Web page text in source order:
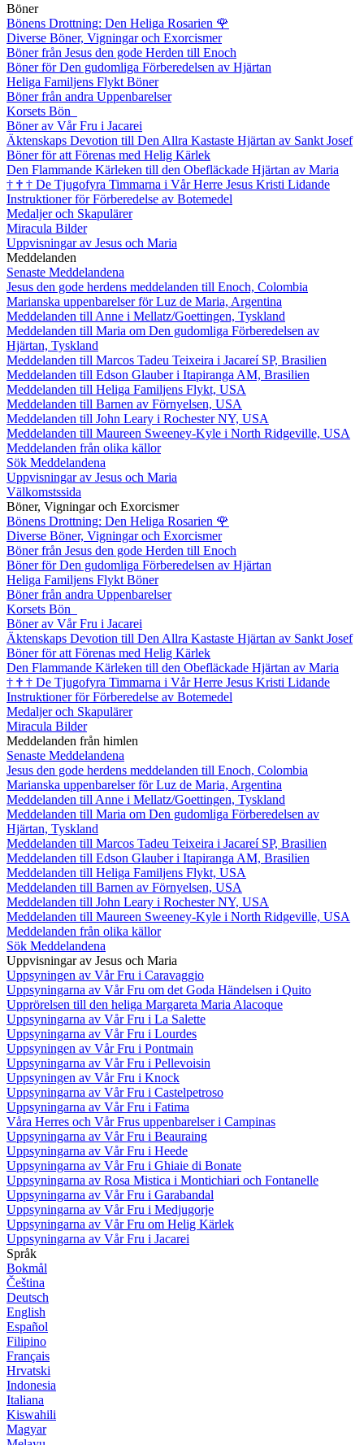
Böner
Bönens Drottning: Den Heliga Rosarien 🌹
Diverse Böner, Vigningar och Exorcismer
Böner från Jesus den gode Herden till Enoch
Böner för Den gudomliga Förberedelsen av Hjärtan
Heliga Familjens Flykt Böner
Böner från andra Uppenbarelser
Korsets Bön
Böner av Vår Fru i Jacarei
Äktenskaps Devotion till Den Allra Kastaste Hjärtan av Sankt Josef
Böner för att Förenas med Helig Kärlek
Den Flammande Kärleken till den Obefläckade Hjärtan av Maria
† † † De Tjugofyra Timmarna i Vår Herre Jesus Kristi Lidande
Instruktioner för Förberedelse av Botemedel
Medaljer och Skapulärer
Miracula Bilder
Uppvisningar av Jesus och Maria
Meddelanden
Senaste Meddelandena
Jesus den gode herdens meddelanden till Enoch, Colombia
Marianska uppenbarelser för Luz de Maria, Argentina
Meddelanden till Anne i Mellatz/Goettingen, Tyskland
Meddelanden till Maria om Den gudomliga Förberedelsen av
Hjärtan, Tyskland
Meddelanden till Marcos Tadeu Teixeira i Jacareí SP, Brasilien
Meddelanden till Edson Glauber i Itapiranga AM, Brasilien
Meddelanden till Heliga Familjens Flykt, USA
Meddelanden till Barnen av Förnyelsen, USA
Meddelanden till John Leary i Rochester NY, USA
Meddelanden till Maureen Sweeney-Kyle i North Ridgeville, USA
Meddelanden från olika källor
Sök Meddelandena
Uppvisningar av Jesus och Maria
Välkomstssida
Böner, Vigningar och Exorcismer
Bönens Drottning: Den Heliga Rosarien 🌹
Diverse Böner, Vigningar och Exorcismer
Böner från Jesus den gode Herden till Enoch
Böner för Den gudomliga Förberedelsen av Hjärtan
Heliga Familjens Flykt Böner
Böner från andra Uppenbarelser
Korsets Bön
Böner av Vår Fru i Jacarei
Äktenskaps Devotion till Den Allra Kastaste Hjärtan av Sankt Josef
Böner för att Förenas med Helig Kärlek
Den Flammande Kärleken till den Obefläckade Hjärtan av Maria
† † † De Tjugofyra Timmarna i Vår Herre Jesus Kristi Lidande
Instruktioner för Förberedelse av Botemedel
Medaljer och Skapulärer
Miracula Bilder
Meddelanden från himlen
Senaste Meddelandena
Jesus den gode herdens meddelanden till Enoch, Colombia
Marianska uppenbarelser för Luz de Maria, Argentina
Meddelanden till Anne i Mellatz/Goettingen, Tyskland
Meddelanden till Maria om Den gudomliga Förberedelsen av
Hjärtan, Tyskland
Meddelanden till Marcos Tadeu Teixeira i Jacareí SP, Brasilien
Meddelanden till Edson Glauber i Itapiranga AM, Brasilien
Meddelanden till Heliga Familjens Flykt, USA
Meddelanden till Barnen av Förnyelsen, USA
Meddelanden till John Leary i Rochester NY, USA
Meddelanden till Maureen Sweeney-Kyle i North Ridgeville, USA
Meddelanden från olika källor
Sök Meddelandena
Uppvisningar av Jesus och Maria
Uppsyningen av Vår Fru i Caravaggio
Uppsyningarna av Vår Fru om det Goda Händelsen i Quito
Upprörelsen till den heliga Margareta Maria Alacoque
Uppsyningarna av Vår Fru i La Salette
Uppsyningarna av Vår Fru i Lourdes
Uppsyningen av Vår Fru i Pontmain
Uppsyningarna av Vår Fru i Pellevoisin
Uppsyningen av Vår Fru i Knock
Uppsyningarna av Vår Fru i Castelpetroso
Uppsyningarna av Vår Fru i Fatima
Våra Herres och Vår Frus uppenbarelser i Campinas
Uppsyningarna av Vår Fru i Beauraing
Uppsyningarna av Vår Fru i Heede
Uppsyningarna av Vår Fru i Ghiaie di Bonate
Uppsyningarna av Rosa Mistica i Montichiari och Fontanelle
Uppsyningarna av Vår Fru i Garabandal
Uppsyningarna av Vår Fru i Medjugorje
Uppsyningarna av Vår Fru om Helig Kärlek
Uppsyningarna av Vår Fru i Jacarei
Språk
Bokmål
Čeština
Deutsch
English
Español
Filipino
Français
Hrvatski
Indonesia
Italiana
Kiswahili
Magyar